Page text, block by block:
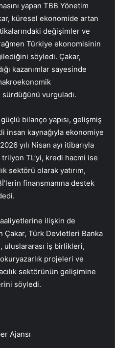
yapan TBB Yönetim
küresel ekonomide artan
değişimler ve
Türkiye ekonomisinin
söyledi. Çakar,
kazanımlar sayesinde
vurguladı.
bilanço yapısı, gelişmiş
insan kaynağıyla ekonomiye
yılı Nisan ayı itibarıyla
TL’yi, kredi hacmi ise
sektörü olarak yatırım,
finansmanına destek
ilişkin de
Türk Devletleri Banka
uluslararası iş birlikleri,
projeleri ve
sektörünün gelişimine
söyledi.
Ajansı